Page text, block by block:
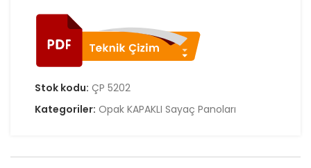
Stok kodu: ÇP 5202
Kategoriler: Opak KAPAKLI Sayaç Panoları